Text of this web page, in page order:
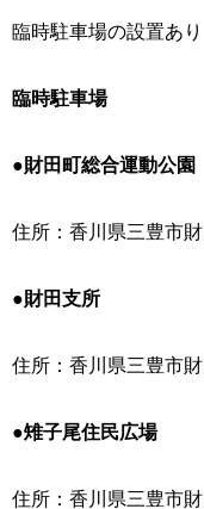
臨時駐車場の設置あり
臨時駐車場
●財田町総合運動公園
住所：香川県三豊市
●財田支所
住所：香川県三豊市
●雉子尾住民広場
住所：香川県三豊市